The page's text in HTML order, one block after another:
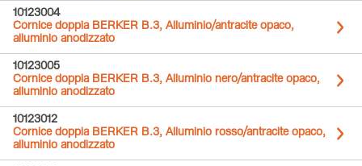
10123004
Cornice doppia BERKER B.3, Alluminio/antracite opaco,
alluminio anodizzato
10123005
Cornice doppia BERKER B.3, Alluminio nero/antracite opaco,
alluminio anodizzato
10123012
Cornice doppia BERKER B.3, Alluminio rosso/antracite opaco,
alluminio anodizzato